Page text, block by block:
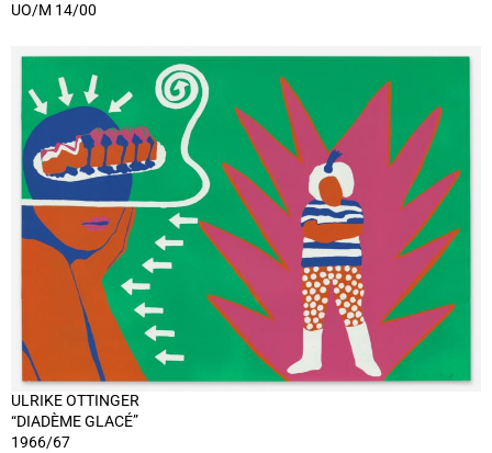
UO/M 14/00
ULRIKE OTTINGER
“DIADÈME GLACÉ”
1966/67